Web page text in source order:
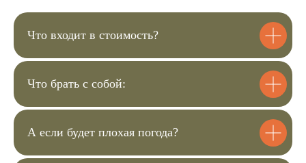
Что входит в стоимость?
Что брать с собой:
А если будет плохая погода?
Выберите подходящие для вас
1
Перейдите в корзину и заполните
Мы с вами связываемся для
уточнения деталей мероприятия.
Чек пришлём на почту,
подтверждение заказа в вотсапе.